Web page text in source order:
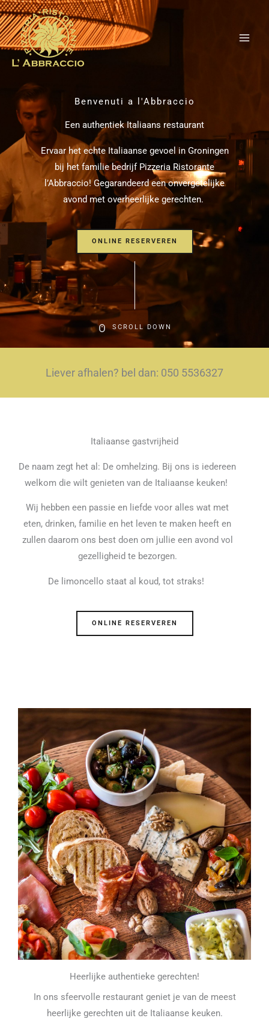
Ga
naar
de
inhoud
Benvenuti a l'Abbraccio
Een authentiek Italiaans restaurant
Ervaar het echte Italiaanse gevoel in Groningen
bij het familie bedrijf Pizzeria Ristorante
l’Abbraccio! Gegarandeerd een onvergetelijke
avond met overheerlijke gerechten.
ONLINE RESERVEREN
SCROLL DOWN
Liever afhalen? bel dan: 050 5536327
Italiaanse gastvrijheid
De naam zegt het al: De omhelzing. Bij ons is iedereen
welkom die wilt genieten van de Italiaanse keuken!
Wij hebben een passie en liefde voor alles wat met
eten, drinken, familie en het leven te maken heeft en
zullen daarom ons best doen om jullie een avond vol
gezelligheid te bezorgen.
De limoncello staat al koud, tot straks!
ONLINE RESERVEREN
Heerlijke authentieke gerechten!
In ons sfeervolle restaurant geniet je van de meest
heerlijke gerechten uit de Italiaanse keuken.